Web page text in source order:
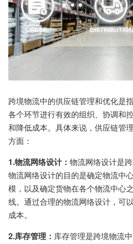
跨境物流中的供应链管理和优化是
各个环节进行有效的组织、协调和
和降低成本。具体来说，供应链管
方面：
1.物流网络设计： 物流网络设计是
物流网络设计的目的是确定物流中
模，以及确定货物在各个物流中心
线。通过合理的物流网络设计，可
成本。
2.库存管理： 库存管理是跨境物流